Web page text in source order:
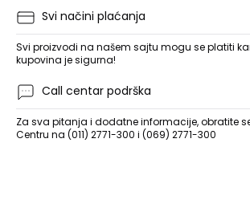
Svi načini plaćanja
Svi proizvodi na našem sajtu mogu se platiti
kupovina je sigurna!
Call centar podrška
Za sva pitanja i dodatne informacije, obratite
Centru na (011) 2771-300 i (069) 2771-300